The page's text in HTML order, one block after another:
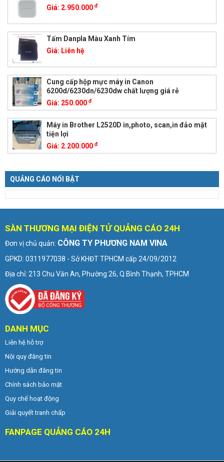
Giá: 2.950.000 đ
Tấm Danpla Màu Xanh Tím
Giá: Liên hệ
Cung cấp hộp mực máy in Canon
6200d/6230dn/6230dw chất lượng giá rẻ
Giá: 250.000 đ
Máy in Brother L2520D in,photo, scan,in đảo mặt
tiện lợi
Giá: 2.200.000 đ
QUẢNG CÁO NỔI BẬT
SÀN THƯƠNG MẠI ĐIỆN TỬ QUẢNG CÁO 24H
Đơn vị chủ quản: CÔNG TY PHƯƠNG NAM VINA
GPKD: 0311977038 - Sở KHĐT TPHCM cấp 24/09/2012
Địa chỉ: 213 Chu Văn An, Phường 26, Q.Bình Thạnh, TPHCM
DANH MỤC
Liên hệ hỗ trợ
Nội quy đăng tin
Hướng dẫn đăng tin
Chính sách bảo mật
Quy chế hoạt động
Giải quyết tranh chấp
FANPAGE QUẢNG CÁO 24H